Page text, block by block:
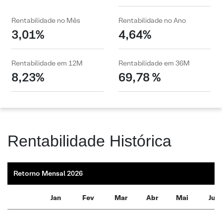
Rentabilidade no Mês
3,01%
Rentabilidade no Ano
4,64%
Rentabilidade em 12M
8,23%
Rentabilidade em 36M
69,78 %
Rentabilidade Histórica
Retorno Mensal 2026
Jan Fev Mar Abr Mai Jun